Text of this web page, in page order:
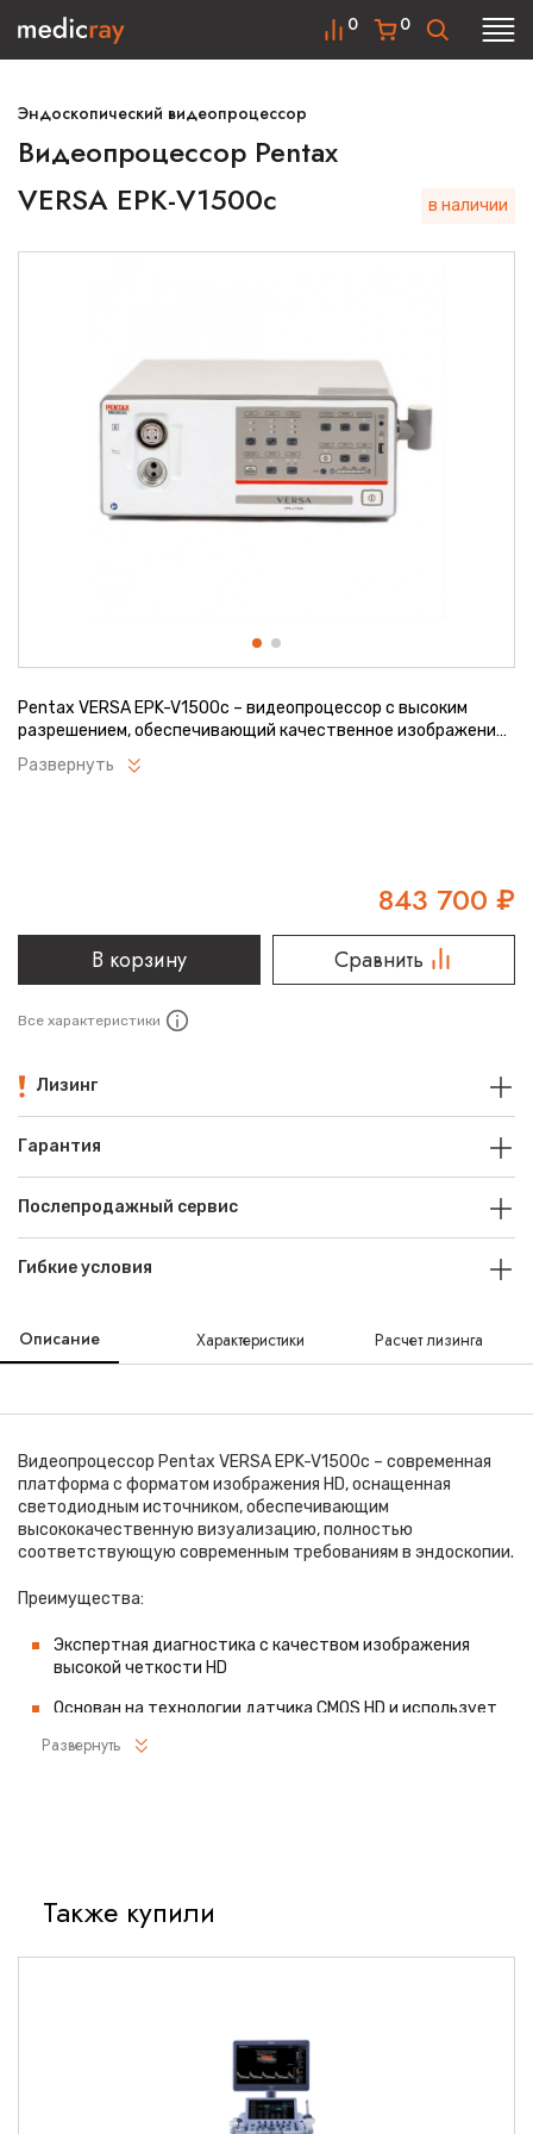
0
0
Эндоскопический видеопроцессор
Видеопроцессор Pentax
VERSA EPK-V1500c
в наличии
Pentax VERSA EPK-V1500c – видеопроцессор с высоким
разрешением, обеспечивающий качественное изображение,
которое полностью соответствует современным
требованиям в эндоскопической диагностике и лечении.
Развернуть
843 700 ₽
В корзину Сравнить
Все характеристики
Лизинг
Гарантия
Послепродажный сервис
Гибкие условия
Описание Характеристики Расчет лизинга
Видеопроцессор Pentax VERSA EPK-V1500c – современная
платформа с форматом изображения HD, оснащенная
светодиодным источником, обеспечивающим
высококачественную визуализацию, полностью
соответствующую современным требованиям в эндоскопии.
Преимущества:
Экспертная диагностика с качеством изображения
высокой четкости HD
Основан на технологии датчика CMOS HD и использует
E-стресс морфология слизистой оболочки или профиль
для повышения резкости эндоскопических
Регулировка яркости - регулировка «Y»: ± 25 шагов
Эндоскопические изображения могут быть заморожены
Развернуть
Также купили